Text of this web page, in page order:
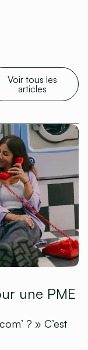
Voir tous les
articles
une PME
? » C’est